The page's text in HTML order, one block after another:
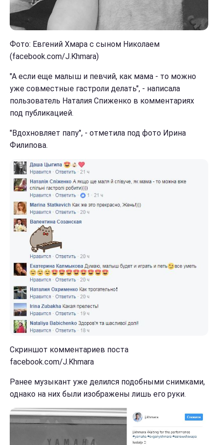
Фото: Евгений Хмара с сыном Николаем
(facebook.com/J.Khmara)
"А если еще малыш и певчий, как мама - то можно
уже совместные гастроли делать", - написала
пользователь Наталия Спиженко в комментариях
под публикацией.
"Вдохновляет папу", - отметила под фото Ирина
Филипова.
Скриншот комментариев поста
facebook.com/J.Khmara
Ранее музыкант уже делился подобными снимками,
однако на них были изображены лишь его руки.